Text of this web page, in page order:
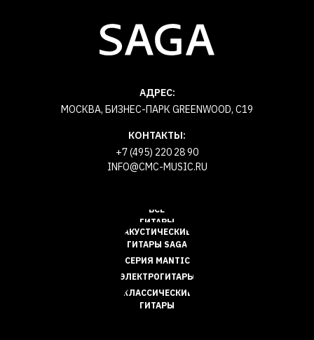
АДРЕС:
АКУСТИЧЕСКИЕ
ГИТАРЫ SAGA
ВСЕ
ГИТАРЫ
ЭЛЕКТРОГИТАРЫ
КЛАССИЧЕСКИЕ
ГИТАРЫ
СЕРИЯ MANTIC
МОСКВА, БИЗНЕС-ПАРК GREENWOOD, С19
КОНТАКТЫ:
+7 (495) 220 28 90
INFO@CMC-MUSIC.RU